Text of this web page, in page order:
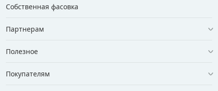
Собственная фасовка
Партнерам
Полезное
Покупателям